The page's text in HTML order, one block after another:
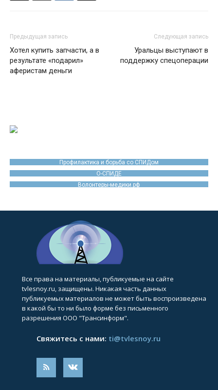
Предыдущая запись
Хотел купить запчасти, а в
результате «подарил»
аферистам деньги
Следующая запись
Уральцы выступают в
поддержку спецоперации
Профилактика и борьба со СПИДом
О-СПИДЕ
Волонтеры-медики.рф
Все права на материалы, публикуемые на сайте
tvlesnoy.ru, защищены. Никакая часть данных
публикуемых материалов не может быть воспроизведена
в какой бы то ни было форме без письменного
разрешения ООО "Трансинформ".
Свяжитесь с нами: ti@tvlesnoy.ru